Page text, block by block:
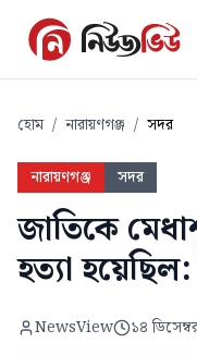
হোম / নারায়ণগঞ্জ / সদর
নারায়ণগঞ্জ সদর
জাতিকে
হত্যা
NewsView ১৪